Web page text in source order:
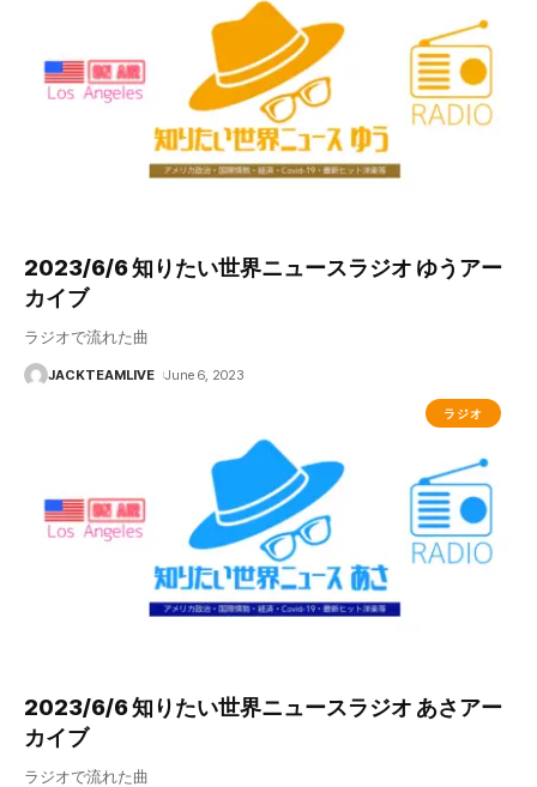
2023/6/6 知りたい世界ニュースラジオ ゆうアー
カイブ
ラジオで流れた曲
JACKTEAMLIVE June 6, 2023
ラジオ
2023/6/6 知りたい世界ニュースラジオ あさアー
カイブ
ラジオで流れた曲